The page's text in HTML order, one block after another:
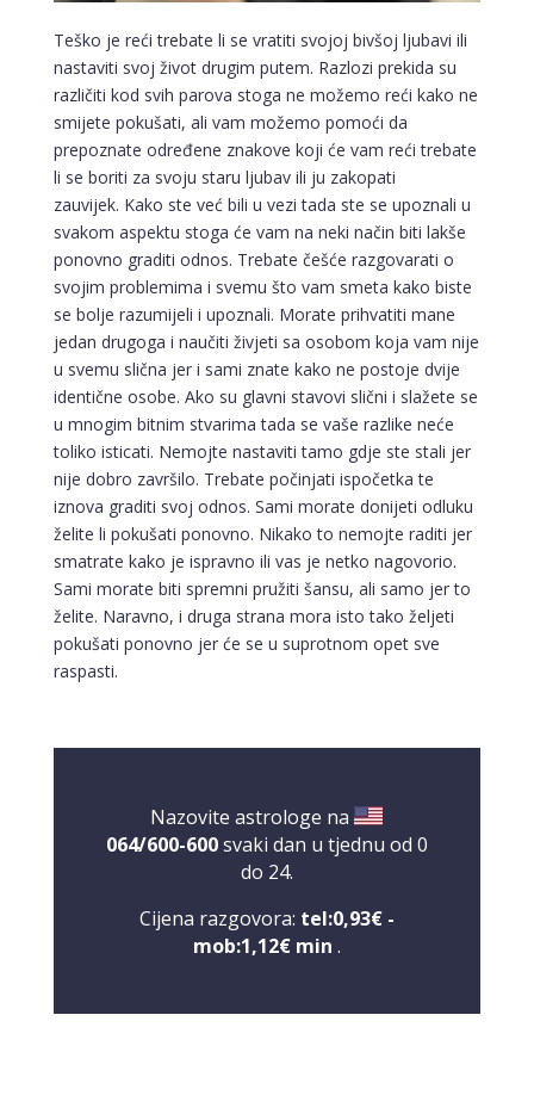
Teško je reći trebate li se vratiti svojoj bivšoj ljubavi ili
nastaviti svoj život drugim putem. Razlozi prekida su
različiti kod svih parova stoga ne možemo reći kako ne
smijete pokušati, ali vam možemo pomoći da
prepoznate određene znakove koji će vam reći trebate
li se boriti za svoju staru ljubav ili ju zakopati
zauvijek. Kako ste već bili u vezi tada ste se upoznali u
svakom aspektu stoga će vam na neki način biti lakše
ponovno graditi odnos. Trebate češće razgovarati o
svojim problemima i svemu što vam smeta kako biste
se bolje razumijeli i upoznali. Morate prihvatiti mane
jedan drugoga i naučiti živjeti sa osobom koja vam nije
u svemu slična jer i sami znate kako ne postoje dvije
identične osobe. Ako su glavni stavovi slični i slažete se
u mnogim bitnim stvarima tada se vaše razlike neće
toliko isticati. Nemojte nastaviti tamo gdje ste stali jer
nije dobro završilo. Trebate počinjati ispočetka te
iznova graditi svoj odnos. Sami morate donijeti odluku
želite li pokušati ponovno. Nikako to nemojte raditi jer
smatrate kako je ispravno ili vas je netko nagovorio.
Sami morate biti spremni pružiti šansu, ali samo jer to
želite. Naravno, i druga strana mora isto tako željeti
pokušati ponovno jer će se u suprotnom opet sve
raspasti.
Nazovite astrologe na
064/600-600svaki dan u tjednu od 0
do 24.
Cijena razgovora: tel:0,93€ -
mob:1,12€ min .